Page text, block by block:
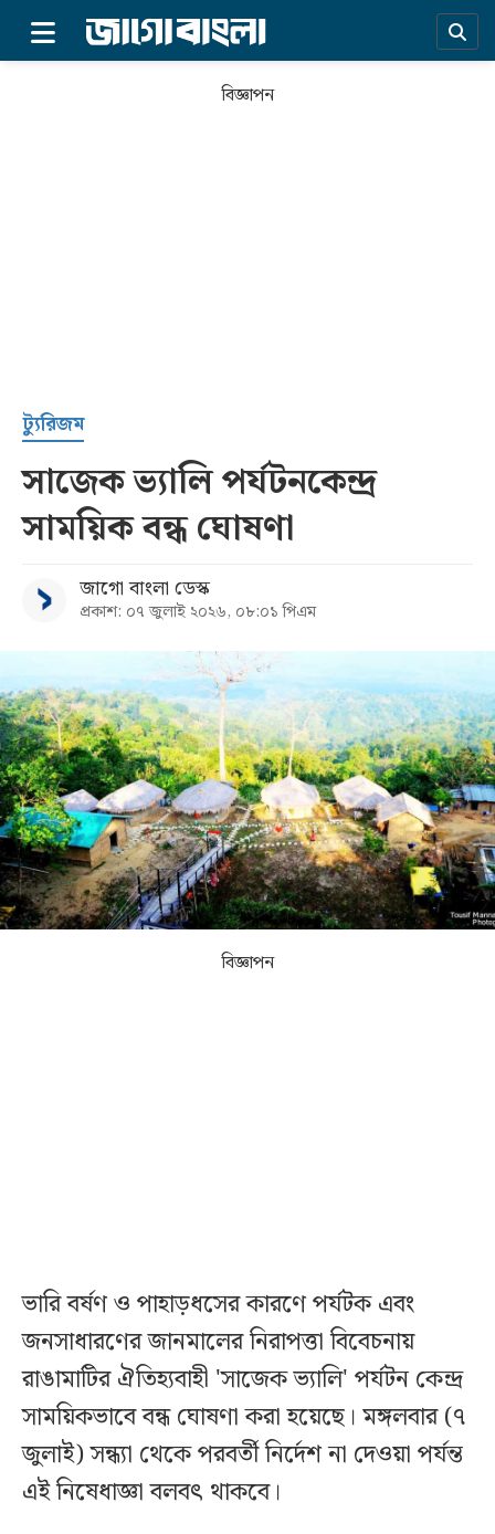
সর্বশেষ
বিভাগ
কনভার্টার
বিজ্ঞাপন
ট্যুরিজম
সাজেক ভ্যালি পর্যটনকেন্দ্র
সাময়িক বন্ধ ঘোষণা
জাগো বাংলা ডেস্ক
প্রকাশ: ০৭ জুলাই ২০২৬, ০৮:০১ পিএম
বিজ্ঞাপন
ভারি বর্ষণ ও পাহাড়ধসের কারণে পর্যটক এবং
জনসাধারণের জানমালের নিরাপত্তা বিবেচনায়
রাঙামাটির ঐতিহ্যবাহী 'সাজেক ভ্যালি' পর্যটন কেন্দ্র
সাময়িকভাবে বন্ধ ঘোষণা করা হয়েছে। মঙ্গলবার (৭
জুলাই) সন্ধ্যা থেকে পরবর্তী নির্দেশ না দেওয়া পর্যন্ত
এই নিষেধাজ্ঞা বলবৎ থাকবে।